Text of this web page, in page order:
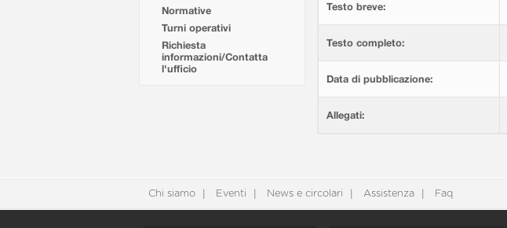
Normative
Turni operativi
Richiesta
informazioni/Contatta
l'ufficio
Testo breve:
Testo completo:
Data di pubblicazione:
Allegati:
Chi siamo Eventi News e circolari Assistenza Faq